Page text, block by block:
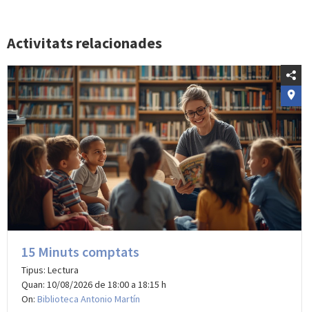
Activitats relacionades
15 Minuts comptats
Tipus: Lectura
Quan: 10/08/2026 de 18:00 a 18:15 h
On: Biblioteca Antonio Martín